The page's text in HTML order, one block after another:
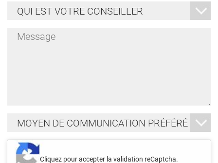
Qui
conseiller
Message
Moyen
communication
préféré
Je
Cliquez pour accepter la validation reCaptcha.